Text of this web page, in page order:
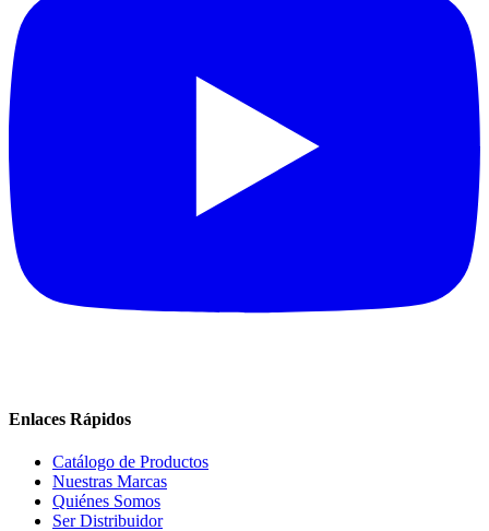
Enlaces Rápidos
Catálogo de Productos
Nuestras Marcas
Quiénes Somos
Ser Distribuidor